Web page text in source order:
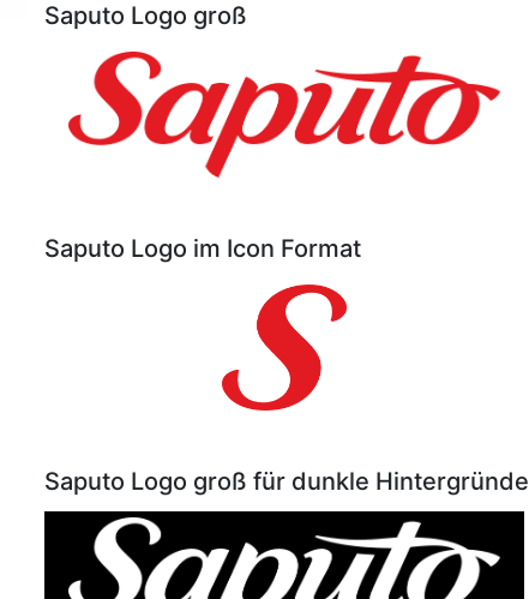
Saputo Logo groß
Saputo Logo im Icon Format
Saputo Logo groß für dunkle Hintergründe